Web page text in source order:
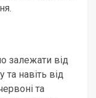
залежати від
та навіть від
та